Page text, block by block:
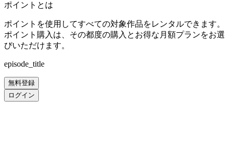
ポイントとは
ポイントを使用してすべての対象作品をレンタルできます。
ポイント購入は、その都度の購入とお得な月額プランをお選
びいただけます。
episode_title
無料登録
ログイン